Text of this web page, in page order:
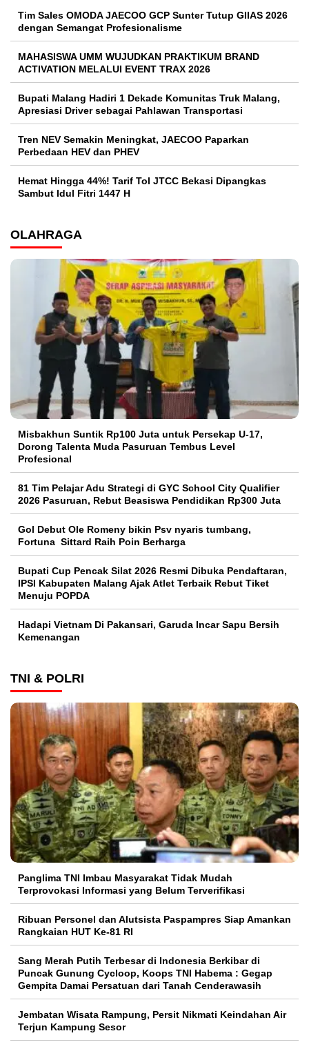
Tim Sales OMODA JAECOO GCP Sunter Tutup GIIAS 2026
dengan Semangat Profesionalisme
MAHASISWA UMM WUJUDKAN PRAKTIKUM BRAND
ACTIVATION MELALUI EVENT TRAX 2026
Bupati Malang Hadiri 1 Dekade Komunitas Truk Malang,
Apresiasi Driver sebagai Pahlawan Transportasi
Tren NEV Semakin Meningkat, JAECOO Paparkan
Perbedaan HEV dan PHEV
Hemat Hingga 44%! Tarif Tol JTCC Bekasi Dipangkas
Sambut Idul Fitri 1447 H
OLAHRAGA
Misbakhun Suntik Rp100 Juta untuk Persekap U-17,
Dorong Talenta Muda Pasuruan Tembus Level
Profesional
81 Tim Pelajar Adu Strategi di GYC School City Qualifier
2026 Pasuruan, Rebut Beasiswa Pendidikan Rp300 Juta
Gol Debut Ole Romeny bikin Psv nyaris tumbang,
Fortuna Sittard Raih Poin Berharga
Bupati Cup Pencak Silat 2026 Resmi Dibuka Pendaftaran,
IPSI Kabupaten Malang Ajak Atlet Terbaik Rebut Tiket
Menuju POPDA
Hadapi Vietnam Di Pakansari, Garuda Incar Sapu Bersih
Kemenangan
TNI & POLRI
Panglima TNI Imbau Masyarakat Tidak Mudah
Terprovokasi Informasi yang Belum Terverifikasi
Ribuan Personel dan Alutsista Paspampres Siap Amankan
Rangkaian HUT Ke-81 RI
Sang Merah Putih Terbesar di Indonesia Berkibar di
Puncak Gunung Cycloop, Koops TNI Habema : Gegap
Gempita Damai Persatuan dari Tanah Cenderawasih
Jembatan Wisata Rampung, Persit Nikmati Keindahan Air
Terjun Kampung Sesor